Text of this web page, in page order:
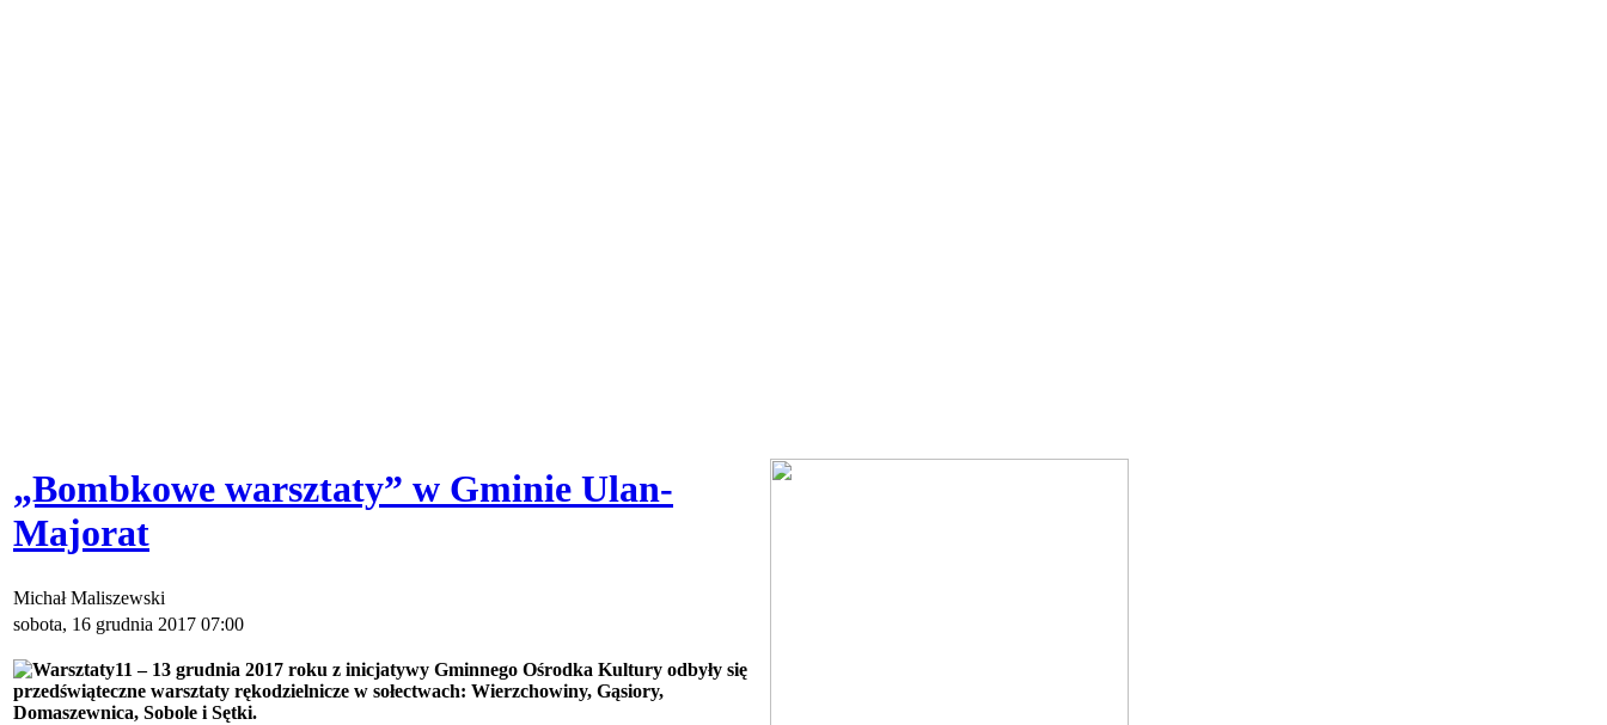
„Bombkowe warsztaty” w Gminie Ulan-
Majorat
Michał Maliszewski
sobota, 16 grudnia 2017 07:00
11 – 13 grudnia 2017 roku z inicjatywy Gminnego Ośrodka Kultury odbyły się
przedświąteczne warsztaty rękodzielnicze w sołectwach: Wierzchowiny, Gąsiory,
Domaszewnica, Sobole i Sętki.